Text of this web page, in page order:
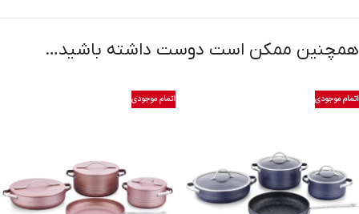
همچنین ممکن است دوست داشته باشید…
اتمام موجودی اتمام موجودی